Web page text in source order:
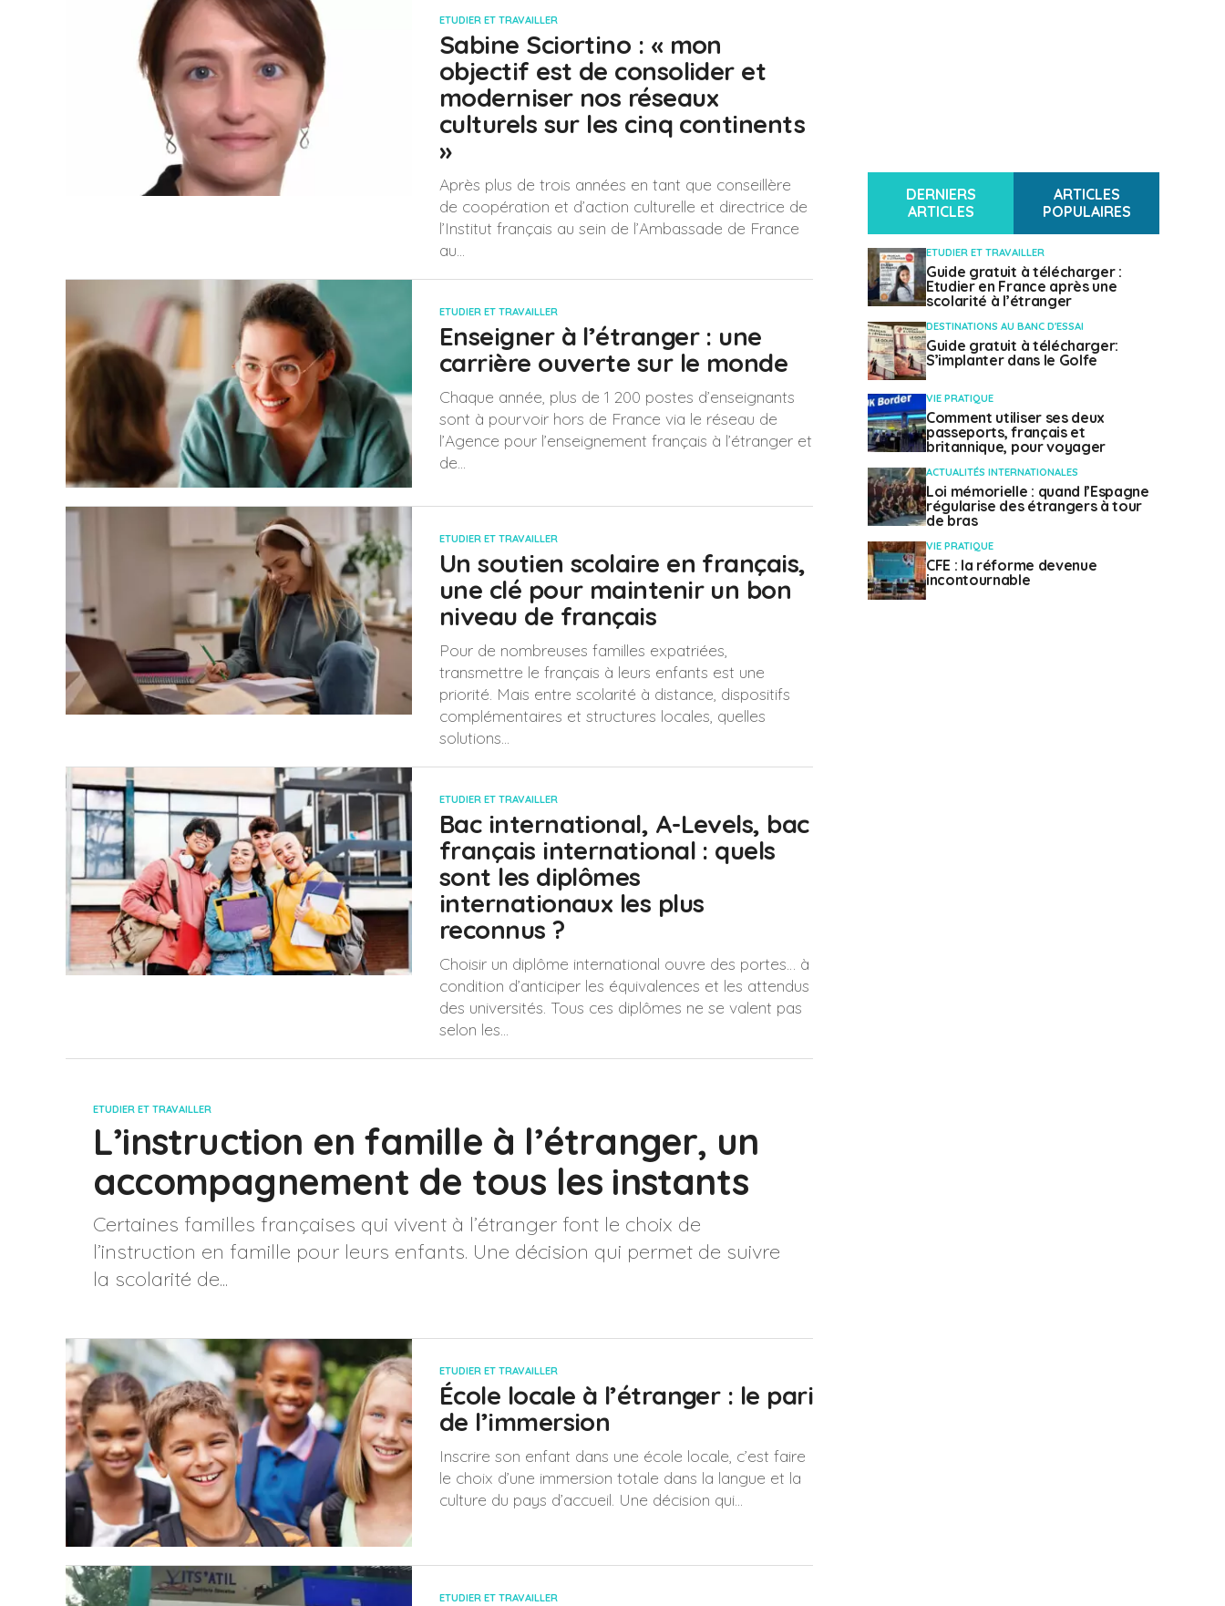
ETUDIER ET TRAVAILLER
Sabine Sciortino : « mon
objectif est de consolider et
moderniser nos réseaux
culturels sur les cinq continents
»
Après plus de trois années en tant que conseillère
de coopération et d’action culturelle et directrice de
l’Institut français au sein de l’Ambassade de France
au...
ETUDIER ET TRAVAILLER
Enseigner à l’étranger : une
carrière ouverte sur le monde
Chaque année, plus de 1 200 postes d’enseignants
sont à pourvoir hors de France via le réseau de
l’Agence pour l’enseignement français à l’étranger et
de...
ETUDIER ET TRAVAILLER
Un soutien scolaire en français,
une clé pour maintenir un bon
niveau de français
Pour de nombreuses familles expatriées,
transmettre le français à leurs enfants est une
priorité. Mais entre scolarité à distance, dispositifs
complémentaires et structures locales, quelles
solutions...
ETUDIER ET TRAVAILLER
Bac international, A-Levels, bac
français international : quels
sont les diplômes
internationaux les plus
reconnus ?
Choisir un diplôme international ouvre des portes… à
condition d’anticiper les équivalences et les attendus
des universités. Tous ces diplômes ne se valent pas
selon les...
ETUDIER ET TRAVAILLER
L’instruction en famille à l’étranger, un
accompagnement de tous les instants
Certaines familles françaises qui vivent à l’étranger font le choix de
l’instruction en famille pour leurs enfants. Une décision qui permet de suivre
la scolarité de...
ETUDIER ET TRAVAILLER
École locale à l’étranger : le pari
de l’immersion
Inscrire son enfant dans une école locale, c’est faire
le choix d’une immersion totale dans la langue et la
culture du pays d’accueil. Une décision qui...
ETUDIER ET TRAVAILLER
DERNIERS
ARTICLES
ARTICLES
POPULAIRES
ETUDIER ET TRAVAILLER
Guide gratuit à télécharger :
Etudier en France après une
scolarité à l’étranger
DESTINATIONS AU BANC D'ESSAI
Guide gratuit à télécharger:
S’implanter dans le Golfe
VIE PRATIQUE
Comment utiliser ses deux
passeports, français et
britannique, pour voyager
ACTUALITÉS INTERNATIONALES
Loi mémorielle : quand l’Espagne
régularise des étrangers à tour
de bras
VIE PRATIQUE
CFE : la réforme devenue
incontournable